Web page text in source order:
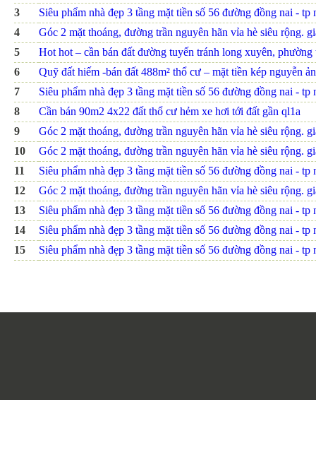
3
Siêu phẩm nhà đẹp 3 tầng mặt tiền số 56 đường đồng nai - tp
4
Góc 2 mặt thoáng, đường trần nguyên hãn vỉa hè siêu rộng.
5
Hot hot – cần bán đất đường tuyến tránh long xuyên, phường
6
Quỹ đất hiếm -bán đất 488m² thổ cư – mặt tiền kép nguyễn
7
Siêu phẩm nhà đẹp 3 tầng mặt tiền số 56 đường đồng nai - tp
8
Cần bán 90m2 4x22 đất thổ cư hẻm xe hơi tới đất gần ql1a
9
Góc 2 mặt thoáng, đường trần nguyên hãn vỉa hè siêu rộng.
10
Góc 2 mặt thoáng, đường trần nguyên hãn vỉa hè siêu rộng.
11
Siêu phẩm nhà đẹp 3 tầng mặt tiền số 56 đường đồng nai - tp
12
Góc 2 mặt thoáng, đường trần nguyên hãn vỉa hè siêu rộng.
13
Siêu phẩm nhà đẹp 3 tầng mặt tiền số 56 đường đồng nai - tp
14
Siêu phẩm nhà đẹp 3 tầng mặt tiền số 56 đường đồng nai - tp
15
Siêu phẩm nhà đẹp 3 tầng mặt tiền số 56 đường đồng nai - tp